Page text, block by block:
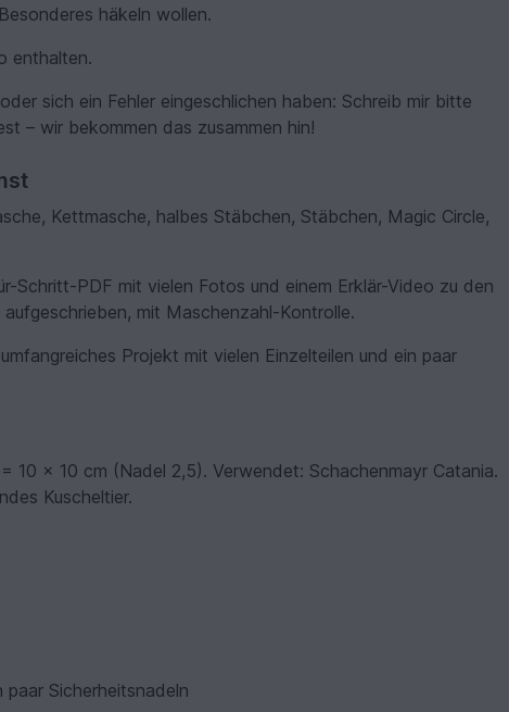
häkeln wollen.
enthalten.
sich ein Fehler eingeschlichen haben: Schreib mir bitte
– wir bekommen das zusammen hin!
Kettmasche, halbes Stäbchen, Stäbchen, Magic Circle,
Schritt-PDF mit vielen Fotos und einem Erklär-Video zu den
mit Maschenzahl-Kontrolle.
Projekt mit vielen Einzelteilen und ein paar
10 × 10 cm (Nadel 2,5). Verwendet: Schachenmayr Catania.
Kuscheltier.
Sicherheitsnadeln